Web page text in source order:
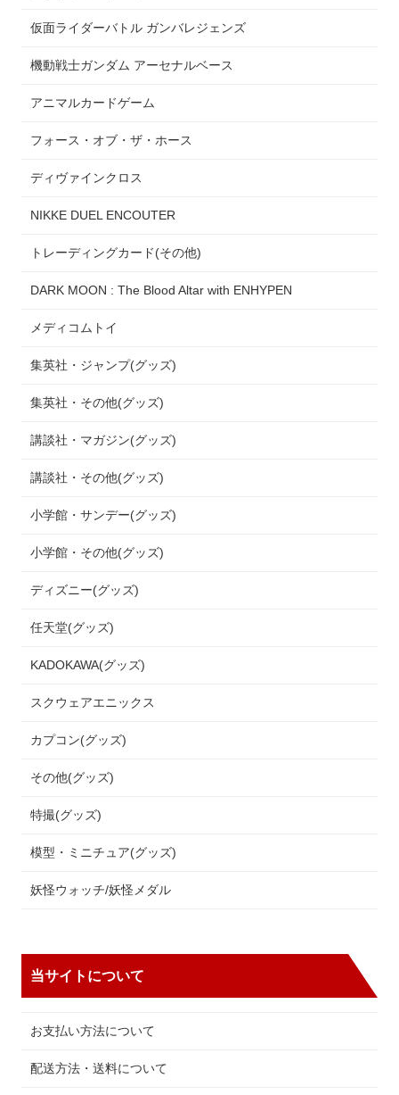
仮面ライダーバトル ガンバレジェンズ
機動戦士ガンダム アーセナルベース
アニマルカードゲーム
フォース・オブ・ザ・ホース
ディヴァインクロス
NIKKE DUEL ENCOUTER
トレーディングカード(その他)
DARK MOON : The Blood Altar with ENHYPEN
メディコムトイ
集英社・ジャンプ(グッズ)
集英社・その他(グッズ)
講談社・マガジン(グッズ)
講談社・その他(グッズ)
小学館・サンデー(グッズ)
小学館・その他(グッズ)
ディズニー(グッズ)
任天堂(グッズ)
KADOKAWA(グッズ)
スクウェアエニックス
カプコン(グッズ)
その他(グッズ)
特撮(グッズ)
模型・ミニチュア(グッズ)
妖怪ウォッチ/妖怪メダル
当サイトについて
お支払い方法について
配送方法・送料について